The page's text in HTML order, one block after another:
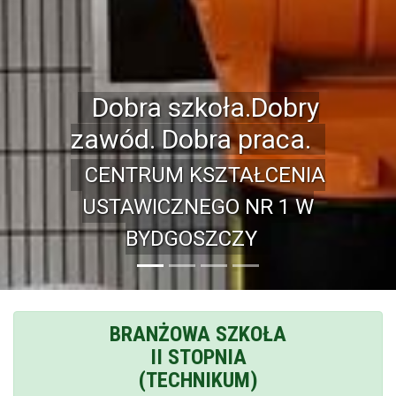
Dobra szkoła.Dobry
zawód. Dobra praca.
CENTRUM KSZTAŁCENIA
USTAWICZNEGO NR 1 W
BYDGOSZCZY
BRANŻOWA SZKOŁA
II STOPNIA
(TECHNIKUM)